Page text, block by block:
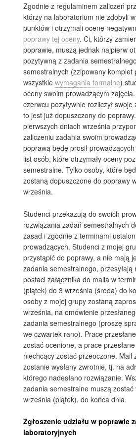
Zgodnie z regulaminem zaliczeń
którzy na laboratorium nie zdobyli
punktów i otrzymali ocenę
poprawy tej oceny. Ci, którzy
poprawie, muszą jednak najpierw
pozytywną z zadania
semestralnych (zzipowany komplet
wszystkiewymagania formalne)
oceny swoim prowadzącym
czerwcu pozytywnie rozliczył
to jest już dopuszczony do
pierwszych dniach września
zaliczeniu zadania swoim
poprawą będę prosił
list osób, które otrzymały oceny
semestralne. Tylko osoby, które
zostaną dopuszczone do poprawy
września.
Studenci przekazują do swoich
rozwiązania zadań semestralnych
zasad i zgodnie z terminami
prowadzących. Studenci z mojej
przystąpić do poprawy, a nie mają
zadania semestralnego, przesyłają
postaci załącznika do maila w
(piątek) do 3 września (środa) do
osoby z mojej grupy zostaną
września, na omówienie
zadania semestralnego (proszę
we czwartek rano). Prace
zostać ocenione, a prace
niechcący zostać przeoczone. Mail
zostanie wysłany zwrotnie, tj. na
którego nadesłano rozwiązanie.
zadania semestralne muszą
września (piątek), do końca dnia.
Zgłoszenie udziału w poprawie
laboratoryjnych